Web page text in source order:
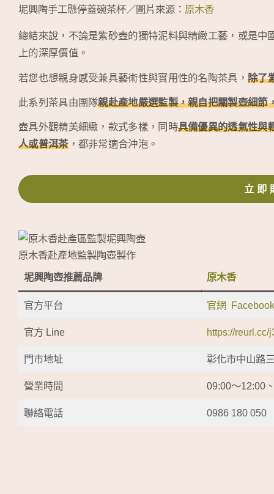
坭興陶手工懸停蓋碗茶杯／圖片來源： 原木香
總結來說，不論是紫砂壺的獨特泥料與精緻工藝，或是
上的深厚價值。
若您也想親身感受兼具藝術性與實用性的名陶茶具， 除了
此系列茶具由團隊親赴產地嚴選監製，親自把關製壺細節
壺具外觀精美細緻，款式多樣，同時具備優異的透氣性與
人或普洱茶，都非常適合沖泡。
立即
原木香赴產地監製陶壺製作
坭興陶壺推薦品牌
原木香
官方平台 官網
官方 Line https://reurl.cc/
門市地址 彰化市中山路
營業時間 09:00～12:00
聯絡電話 0986 180 050